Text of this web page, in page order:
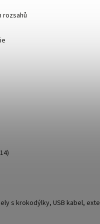
rozsahů
s krokodýlky, USB kabel,